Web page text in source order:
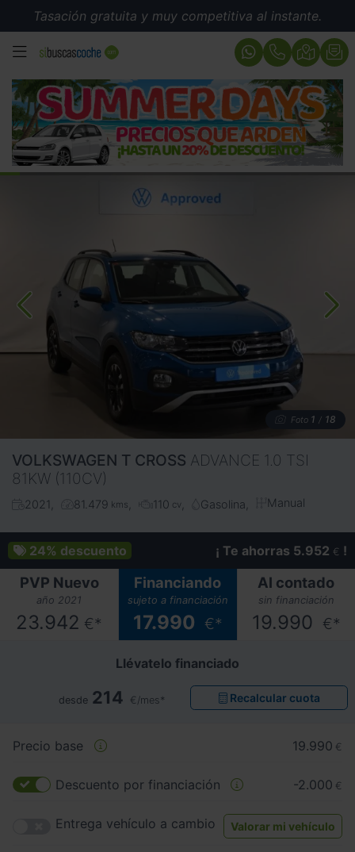
Tasación gratuita y muy competitiva al instante.
MENÚ
Foto 1 / 18
VOLKSWAGEN T CROSS ADVANCE 1.0 TSI
81KW (110CV)
2021 81.479 kms 110 cv Gasolina Manual
24% descuento ¡ Te ahorras 5.952 € !
PVP Nuevo
año 2021
23.942 €*
Financiando
sujeto a financiación
17.990 €*
Al contado
sin financiación
19.990 €*
Llévatelo financiado
desde 214 €/mes* Recalcular cuota
Precio base 19.990 €
Descuento por financiación -2.000 €
Entrega vehículo a cambio Valorar mi vehículo